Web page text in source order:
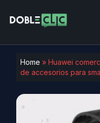
Home » Huawei
de accesorios para